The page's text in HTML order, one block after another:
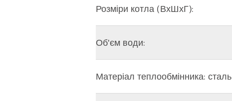
Розміри котла (ВхШхГ):
Об'єм води:
Матеріал теплообмінника: сталь